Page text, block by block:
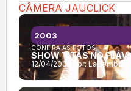
CÂMERA JAUCLICK
CONFIRA AS FOTOS:
SHOW TITÃS NO
12/04/2003 Por:LaBomba
2003